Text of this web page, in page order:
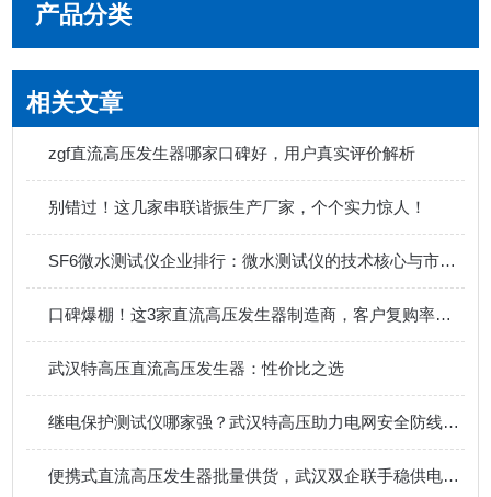
产品分类
相关文章
zgf直流高压发生器哪家口碑好，用户真实评价解析
别错过！这几家串联谐振生产厂家，个个实力惊人！
SF6微水测试仪企业排行：微水测试仪的技术核心与市场评价维度
口碑爆棚！这3家直流高压发生器制造商，客户复购率超80%！
武汉特高压直流高压发生器：性价比之选
继电保护测试仪哪家强？武汉特高压助力电网安全防线构建
便携式直流高压发生器批量供货，武汉双企联手稳供电力核心装备